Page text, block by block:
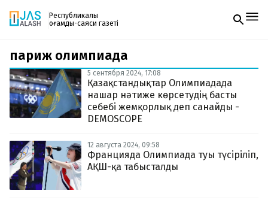
Республикалық
қоғамдық-саяси газеті
Жаңалықтар
Спорт
Live
Руханият
Аймақ
Архив
Редакциямен байланыс
+7 708 604 51 06
Жарнама бөлімі
+7 701 220 64 52
Газетке жазылу
PDF форматтағы газетті ай сайын электронды
поштаңызға алып отырыңыз. Жаңа нөмір
шыққан сәтте сізге бірден жіберіледі. Тек email
париж олимпиада
5 сентября 2024, 17:08
Қазақстандықтар Олимпиадада
нашар нәтиже көрсетудің басты
себебі жемқорлық деп санайды -
DEMOSCOPE
12 августа 2024, 09:58
Францияда Олимпиада туы түсіріліп,
АҚШ-қа табысталды